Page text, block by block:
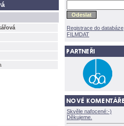
Registrace do databáze
FILMDAT
Skvěle nafocené:-)
Děkujeme.